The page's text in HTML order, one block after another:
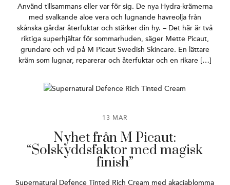
Använd tillsammans eller var för sig. De nya Hydra-krämerna
med svalkande aloe vera och lugnande havreolja från
skånska gårdar återfuktar och stärker din hy. – Det här är två
riktiga superhjältar för sommarhuden, säger Mette Picaut,
grundare och vd på M Picaut Swedish Skincare. En lättare
kräm som lugnar, reparerar och återfuktar och en rikare […]
13 MAR
Nyhet från M Picaut:
“Solskyddsfaktor med magisk
finish”
Supernatural Defence Tinted Rich Cream med akaciablomma